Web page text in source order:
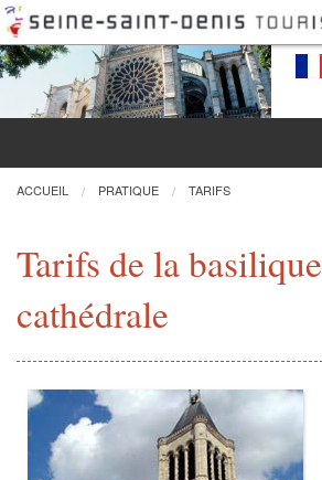
Découvrir
Agenda
Fabrique de la flèche
Visites, activités
Pratique
ACCUEIL PRATIQUE TARIFS
Tarifs de la basilique
cathédrale